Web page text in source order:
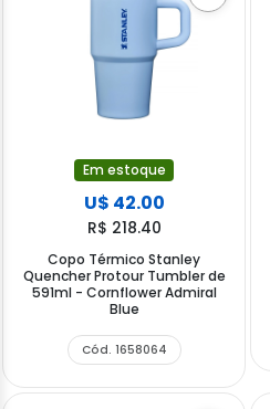
Em estoque
U$ 42.00
R$ 218.40
Copo Térmico Stanley
Quencher Protour Tumbler de
591ml - Cornflower Admiral
Blue
Cód. 1658064